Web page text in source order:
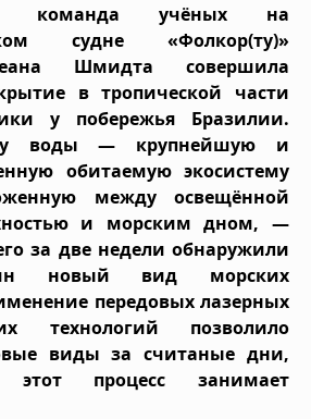
команда учёных на
судне «Фолкор(ту)»
Шмидта совершила
в тропической части
у побережья Бразилии.
воды — крупнейшую и
обитаемую экосистему
между освещённой
и морским дном, —
за две недели обнаружили
новый вид морских
передовых лазерных
технологий позволило
виды за считаные дни,
процесс занимает